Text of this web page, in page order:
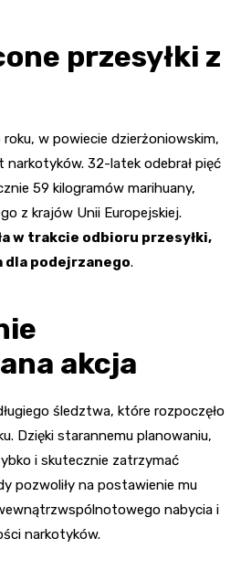
przesyłki z
w powiecie dzierżoniowskim,
narkotyków. 32-latek odebrał pięć
59 kilogramów marihuany,
z krajów Unii Europejskiej.
w trakcie odbioru przesyłki,
dla podejrzanego.
akcja
śledztwa, które rozpoczęło
Dzięki starannemu planowaniu,
i skutecznie zatrzymać
pozwoliły na postawienie mu
nabycia i
narkotyków.